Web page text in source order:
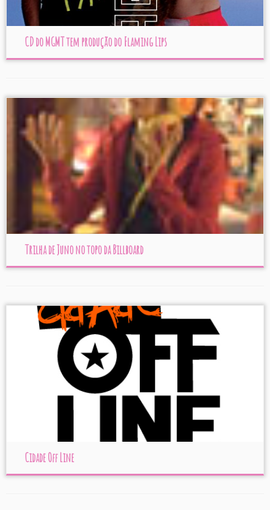
CD do MGMT tem produção do Flaming Lips
Trilha de Juno no topo da Billboard
Cidade Off Line